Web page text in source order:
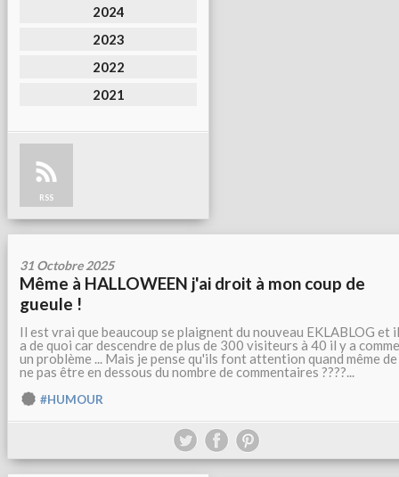
2024
2023
2022
2021
RSS
31 Octobre 2025
Même à HALLOWEEN j'ai droit à mon coup de
gueule !
Il est vrai que beaucoup se plaignent du nouveau EKLABLOG et
a de quoi car descendre de plus de 300 visiteurs à 40 il y a comme
un problème ... Mais je pense qu'ils font attention quand même de
ne pas être en dessous du nombre de commentaires ????...
#HUMOUR